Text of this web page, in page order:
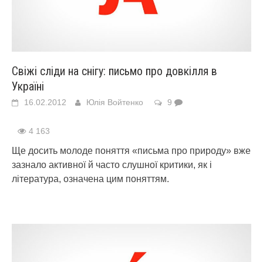
Свіжі сліди на снігу: письмо про довкілля в
Україні
16.02.2012 Юлія Войтенко 9
4 163
Ще досить молоде поняття «письма про природу» вже
зазнало активної й часто слушної критики, як і
література, означена цим поняттям.